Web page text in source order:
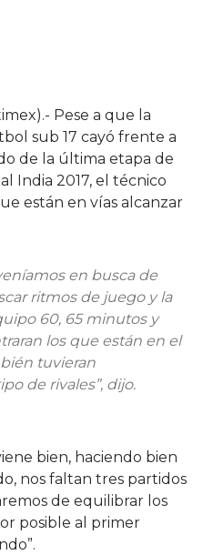
Pese a que la
sub 17 cayó frente a
de la última etapa de
India 2017, el técnico
están en vías alcanzar
en busca de
ritmos de juego y la
60, 65 minutos y
los que están en el
tuvieran
de rivales”, dijo.
bien, haciendo bien
nos faltan tres partidos
de equilibrar los
posible al primer